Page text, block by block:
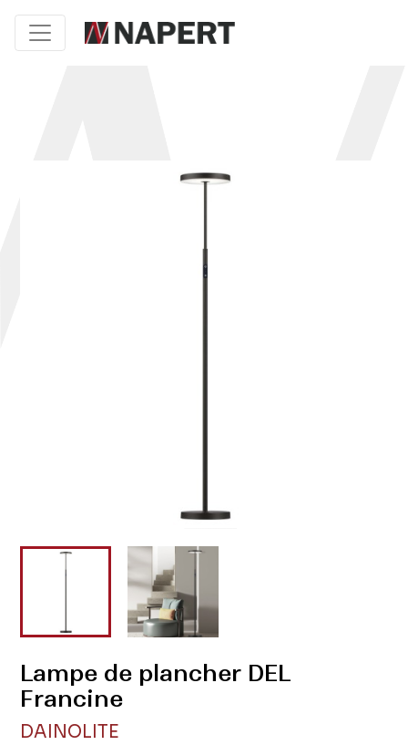
Lampe de plancher DEL
Francine
DAINOLITE